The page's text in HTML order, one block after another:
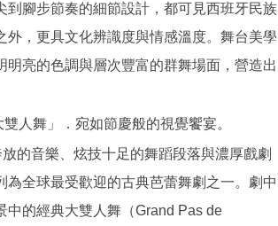
到腳步節奏的細節設計，都可見西班牙民族
外，更具文化辨識度與情感溫度。舞台美學
亮的色調與層次豐富的群舞場面，營造出
人舞」．宛如節慶般的視覺饗宴。
的音樂、炫技十足的舞蹈段落與濃厚戲劇
全球最受歡迎的古典芭蕾舞劇之一。劇中
中的經典大雙人舞（Grand Pas de